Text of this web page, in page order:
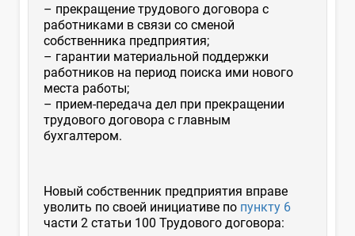
– прекращение трудового договора с
работниками в связи со сменой
собственника предприятия;
– гарантии материальной поддержки
работников на период поиска ими нового
места работы;
– прием-передача дел при прекращении
трудового договора с главным
бухгалтером.
Новый собственник предприятия вправе
уволить по своей инициативе по пункту 6
части 2 статьи 100 Трудового договора: